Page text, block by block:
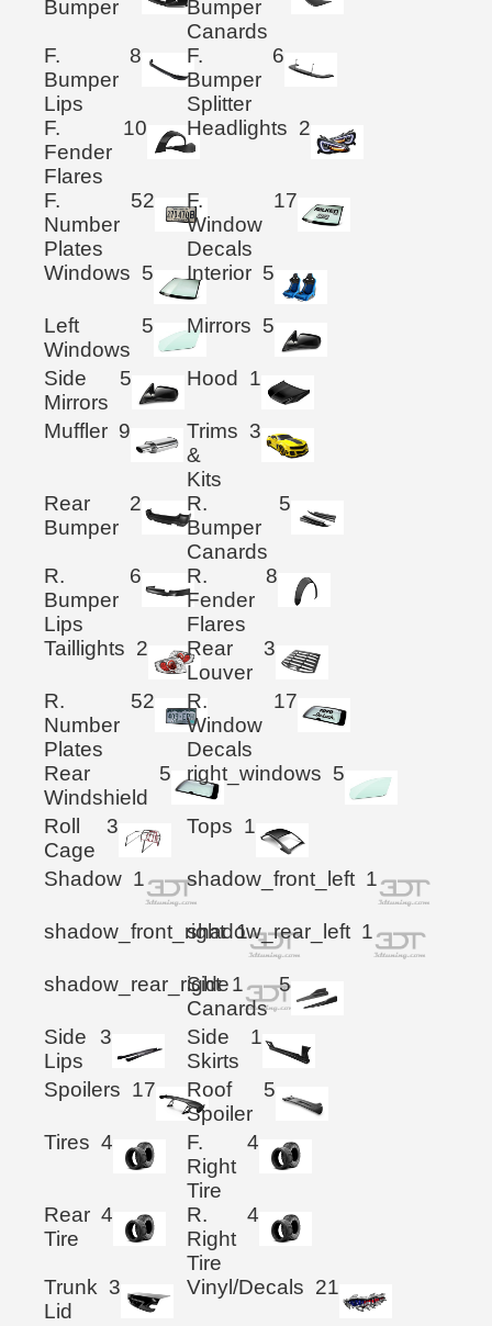
Bumper
Bumper
Canards
F.
Bumper
Lips
8
F.
Bumper
Splitter
6
F.
Fender
Flares
10 Headlights 2
F.
Number
Plates
52
F.
Window
Decals
17
Windows 5 Interior 5
Left
Windows
5 Mirrors 5
Side
Mirrors
5 Hood 1
Muffler 9
Trims
&
Kits
3
Rear
Bumper
2
R.
Bumper
Canards
5
R.
Bumper
Lips
6
R.
Fender
Flares
8
Taillights 2
Rear
Louver
3
R.
Number
Plates
52
R.
Window
Decals
17
Rear
Windshield
5 right_windows 5
Roll
Cage
3 Tops 1
Shadow 1 shadow_front_left 1
shadow_front_right 1
shadow_rear_left 1
shadow_rear_right 1
Side
Canards
5
Side
Lips
3
Side
Skirts
1
Spoilers 17
Roof
Spoiler
5
Tires 4
F.
Right
Tire
4
Rear
Tire
4
R.
Right
Tire
4
Trunk
Lid
3 Vinyl/Decals 21